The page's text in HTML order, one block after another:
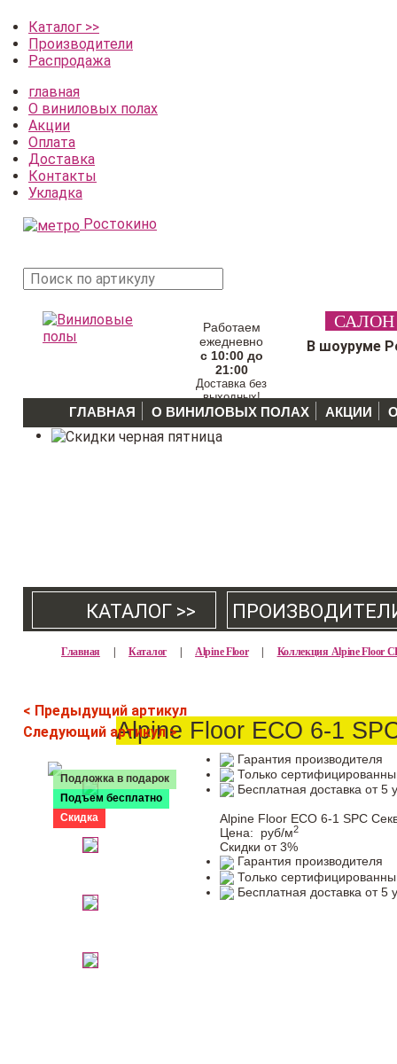
Каталог >>
Производители
Распродажа
главная
О виниловых полах
Акции
Оплата
Доставка
Контакты
Укладка
Ростокино
Работаем
ежедневно
с 10:00 до
21:00
Доставка без
выходных!
В шоуруме
ГЛАВНАЯ О ВИНИЛОВЫХ ПОЛАХ АКЦИИ
КАТАЛОГ >>
Главная | Каталог | Alpine Floor | Коллекция Alpine Floor
< Предыдущий артикул
Следующий артикул >Alpine Floor ЕСО 6-1
Подложка в подарок
Подъем бесплатно
Скидка
Гарантия производителя
Только
Бесплатная доставка от 5
Alpine Floor ЕСО 6-1 SPC
Цена:
руб/м2
Скидки от 3%
Гарантия производителя
Только
Бесплатная доставка от 5